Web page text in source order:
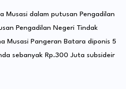
Musasi dalam putusan Pengadilan
Pengadilan Negeri Tindak
Musasi Pangeran Batara diponis 5
sebanyak Rp.300 Juta subsideir